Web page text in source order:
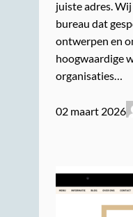
juiste adres.
bureau dat
ontwerpen en
hoogwaardige
organisaties…
02 maart 2026